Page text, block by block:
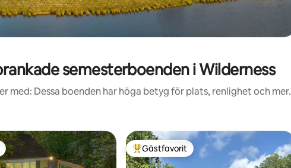
semesterboenden i Wilderness
med: Dessa boenden har höga betyg för plats, renlighet och mer.
Populär gästfavorit
Gästfavorit